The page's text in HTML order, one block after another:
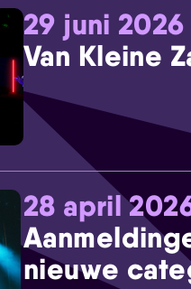
29 juni 2026
Van Kleine
28 april
nieuwe